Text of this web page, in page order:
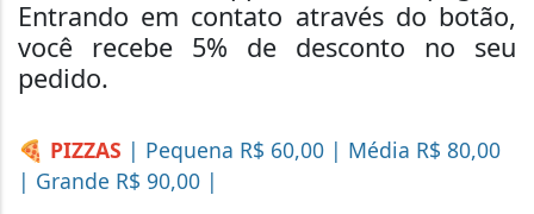
Entrando em contato através do botão,
você recebe 5% de desconto no seu
pedido.
🍕 PIZZAS | Pequena R$ 60,00 | Média R$ 80,00
| Grande R$ 90,00 |